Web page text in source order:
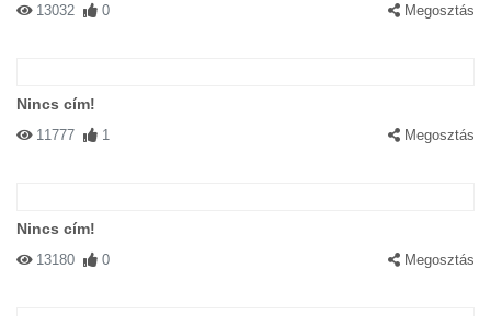
13032 0 Megosztás
Nincs cím!
11777 1 Megosztás
Nincs cím!
13180 0 Megosztás